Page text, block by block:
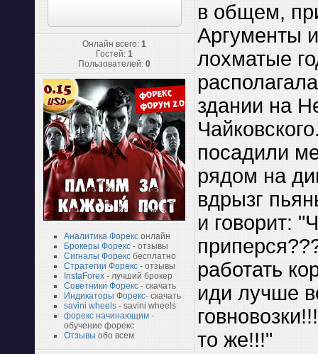
Онлайн всего: 1
Гостей: 1
Пользователей: 0
Аналитика Форекс онлайн
Брокеры Форекс - отзывы
Сигналы Форекс бесплатно
Стратегии Форекс - отзывы
InstaForex - лучший брокер
Советники Форекс - скачать
Индикаторы Форекс- скачать
savini wheels - savini wheels
форекс начинающим -
обучение форекс
Отзывы обо всем
в общем,
Аргументы
лохматые
здании на
посадили
рядом на
вдрызг
и говорит:
работать
иди лучше
то же!!!"